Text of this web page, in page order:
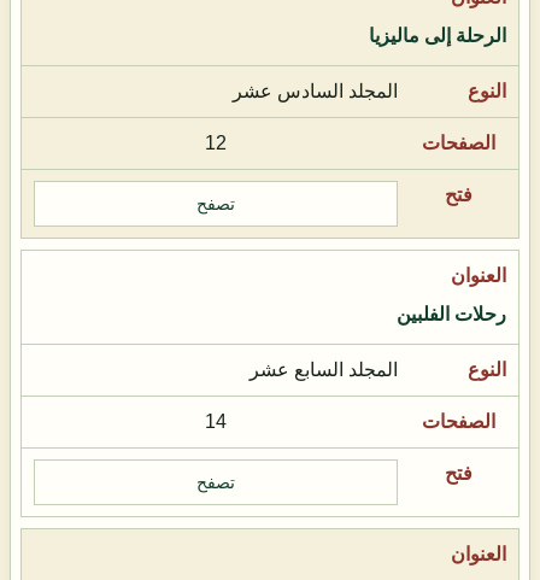
الرحلة إلى ماليزيا
المجلد السادس عشر
12
تصفح
رحلات الفلبين
المجلد السابع عشر
14
تصفح